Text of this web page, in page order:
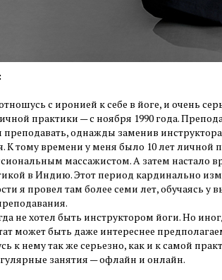
с иронией к себе в йоге, и очень
практики — с ноября 1990 года.
преподавать, однажды заменив
К тому времени у меня было 10 лет
массажистом. А затем настало
в Индию. Этот период кардинально
я провел там более семи лет, обучаясь
не хотел быть инструктором йоги. Но
может быть даже интереснее
к нему так же серьезно, как и к самой
занятия — офлайн и онлайн.